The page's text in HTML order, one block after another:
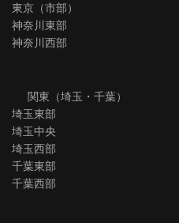
東京（市部）
神奈川東部
神奈川西部
関東（埼玉・千葉）
埼玉東部
埼玉中央
埼玉西部
千葉東部
千葉西部